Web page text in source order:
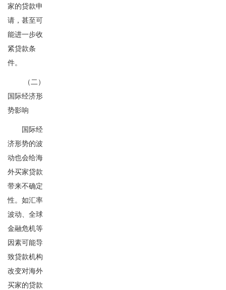
家的贷款申
请，甚至可
能进一步收
紧贷款条
件。
（二）
国际经济形
势影响
国际经
济形势的波
动也会给海
外买家贷款
带来不确定
性。如汇率
波动、全球
金融危机等
因素可能导
致贷款机构
改变对海外
买家的贷款